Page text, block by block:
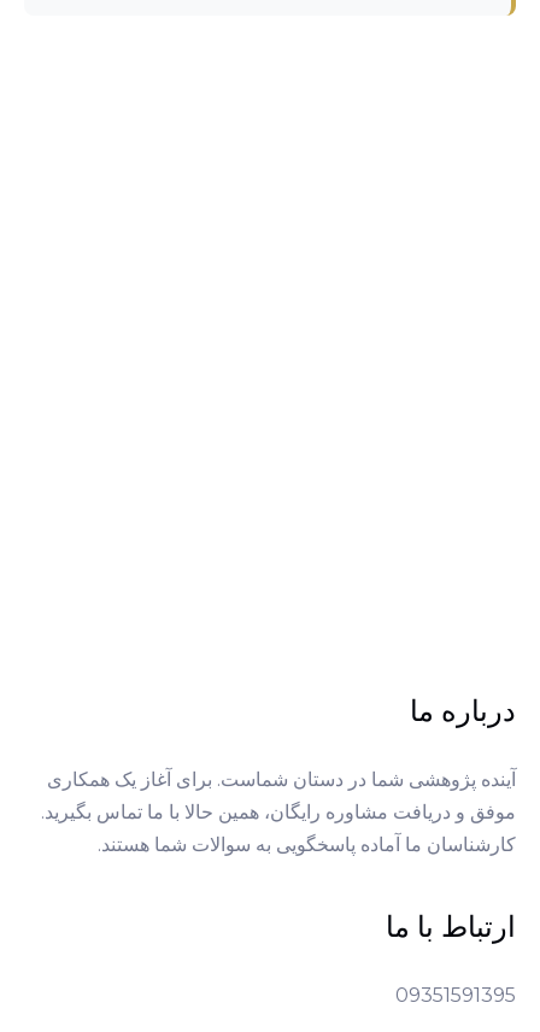
درباره ما
آینده پژوهشی شما در دستان شماست. برای آغاز یک همکاری
موفق و دریافت مشاوره رایگان، همین حالا با ما تماس بگیرید.
کارشناسان ما آماده پاسخگویی به سوالات شما هستند.
ارتباط با ما
09351591395